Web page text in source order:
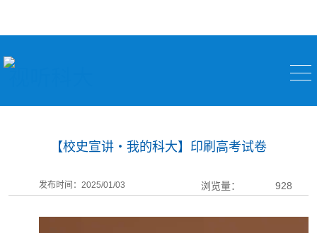
【校史宣讲・我的科大】印刷高考试卷
发布时间：2025/01/03 浏览量： 928